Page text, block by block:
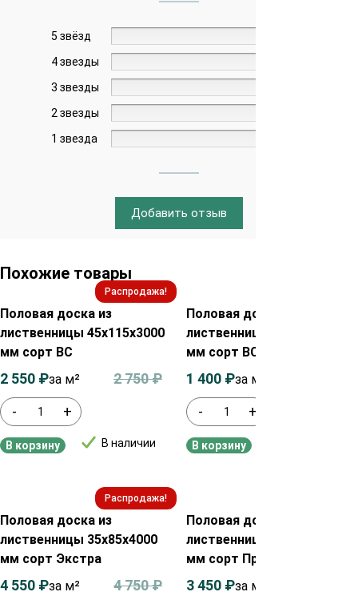
5 звёзд
4 звезды
3 звезды
2 звезды
1 звезда
Добавить отзыв
Похожие товары
Распродажа!
Половая доска из
лиственницы 45х115х3000
мм сорт ВС
- +
В наличии
2 750₽
2 550 ₽за м²
В корзину
Половая доска из
лиственницы 28х135х3000
мм сорт ВС
- +
1 400 ₽за м2
В корзину
Распродажа!
Половая доска из
лиственницы 35х85х4000
мм сорт Экстра
4 750₽
4 550 ₽за м²
Половая доска из
лиственницы 35х85х4000
мм сорт Прима
3 450 ₽за м²